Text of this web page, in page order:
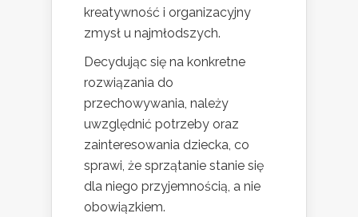
kreatywność i organizacyjny
zmysł u najmłodszych.
Decydując się na konkretne
rozwiązania do
przechowywania, należy
uwzględnić potrzeby oraz
zainteresowania dziecka, co
sprawi, że sprzątanie stanie się
dla niego przyjemnością, a nie
obowiązkiem.